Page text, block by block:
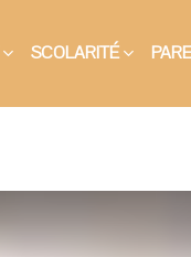
SCOLARITÉ